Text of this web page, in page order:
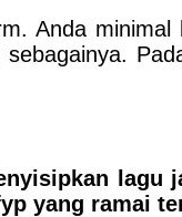
Anda
lagu
yang ramai